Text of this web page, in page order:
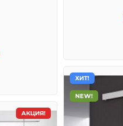
ХИТ!
NEW!
АКЦИЯ!